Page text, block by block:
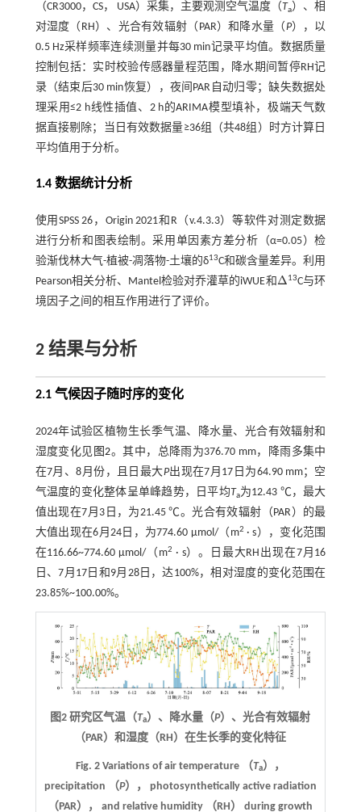
（CR3000，CS， USA）采集，主要观测空气温度（Ta）、相
对湿度（RH）、光合有效辐射（PAR）和降水量（P），以
0.5 Hz采样频率连续测量并每30 min记录平均值。数据质量
控制包括：实时校验传感器量程范围，降水期间暂停RH记
录（结束后30 min恢复），夜间PAR自动归零；缺失数据处
理采用≤2 h线性插值、2 h的ARIMA模型填补，极端天气数
据直接剔除；当日有效数据量≥36组（共48组）时方计算日
平均值用于分析。
1.4 数据统计分析
使用SPSS 26，Origin 2021和R（v.4.3.3）等软件对测定数据
进行分析和图表绘制。采用单因素方差分析（α=0.05）检
验渐伐林大气-植被-凋落物-土壤的δ13C和碳含量差异。利用
Pearson相关分析、Mantel检验对乔灌草的iWUE和Δ
∆ 13C与环
境因子之间的相互作用进行了评价。
2 结果与分析
2.1 气候因子随时序的变化
2024年试验区植物生长季气温、降水量、光合有效辐射和
湿度变化见 图2。其中，总降雨为376.70 mm，降雨多集中
在7月、8月份，且日最大P出现在7月17日为64.90 mm；空
气温度的变化整体呈单峰趋势，日平均Ta为12.43 ℃，最大
值出现在7月3日，为21.45 ℃。光合有效辐射（PAR）的最
大值出现在6月24日，为774.60 μmol/（m2 · s），变化范围
在116.66~774.60 μmol/（m2 · s）。日最大RH出现在7月16
日、7月17日和9月28日，达100%，相对湿度的变化范围在
23.85%~100.00%。
图2 研究区气温（Ta）、降水量（P）、光合有效辐射
（PAR）和湿度（RH）在生长季的变化特征
Fig. 2 Variations of air temperature （Ta），
precipitation （P）， photosynthetically active radiation
（PAR）， and relative humidity （RH） during growth